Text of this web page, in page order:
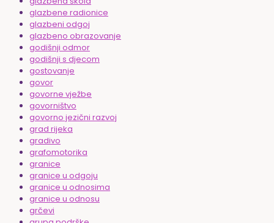
glazbene radionice
glazbeni odgoj
glazbeno obrazovanje
godišnji odmor
godišnji s djecom
gostovanje
govor
govorne vježbe
govorništvo
govorno jezični razvoj
grad rijeka
gradivo
grafomotorika
granice
granice u odgoju
granice u odnosima
granice u odnosu
grčevi